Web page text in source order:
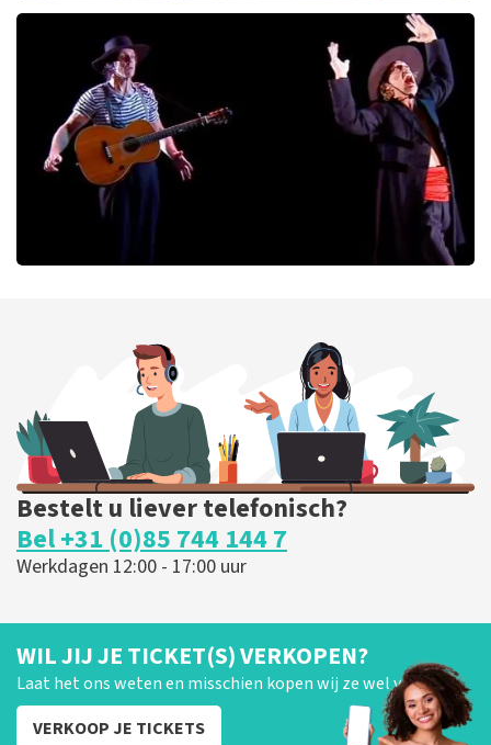
166laatste 30 minuten
BESTEL NU
BESTEL NU
Bestelt u liever telefonisch?
Bel +31 (0)85 744 144 7
Werkdagen 12:00 - 17:00 uur
WIL JIJ JE TICKET(S) VERKOPEN?
Laat het ons weten en misschien kopen wij ze wel van je!
VERKOOP JE TICKETS